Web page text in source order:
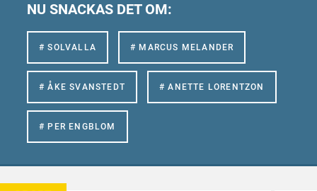
NU SNACKAS DET OM:
# SOLVALLA # MARCUS MELANDER
# ÅKE SVANSTEDT # ANETTE LORENTZON
# PER ENGBLOM